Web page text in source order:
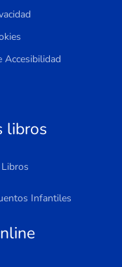
Accesibilidad
libros
Infantiles